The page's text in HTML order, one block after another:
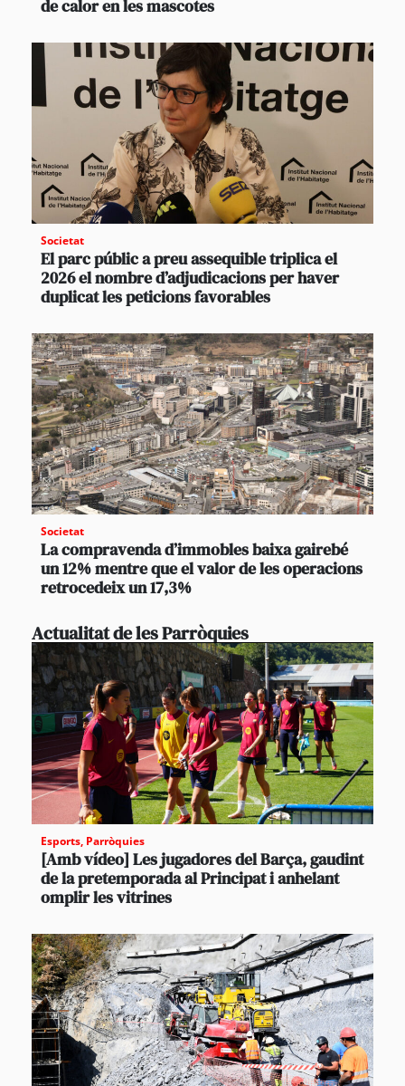
de calor en les mascotes
Societat
El parc públic a preu assequible triplica el
2026 el nombre d’adjudicacions per haver
duplicat les peticions favorables
Societat
La compravenda d’immobles baixa gairebé
un 12% mentre que el valor de les operacions
retrocedeix un 17,3%
Actualitat de les Parròquies
Esports, Parròquies
[Amb vídeo] Les jugadores del Barça, gaudint
de la pretemporada al Principat i anhelant
omplir les vitrines